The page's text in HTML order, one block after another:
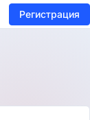
Регистрация